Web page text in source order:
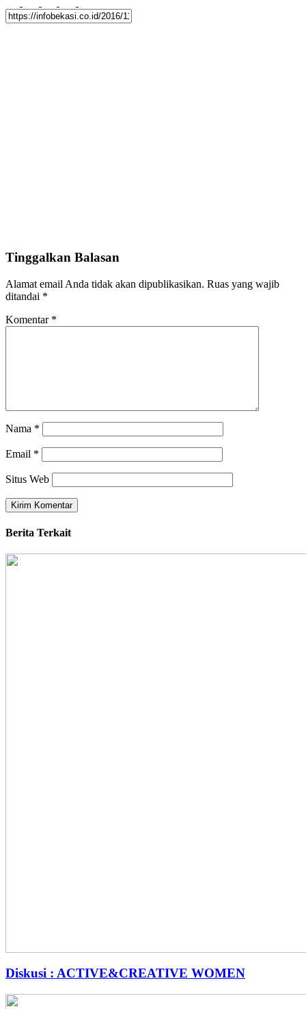
Tinggalkan Balasan
Alamat email Anda tidak akan dipublikasikan. Ruas yang wajib
ditandai *
Komentar *
Nama *
Email *
Situs Web
Berita Terkait
Diskusi : ACTIVE&CREATIVE WOMEN